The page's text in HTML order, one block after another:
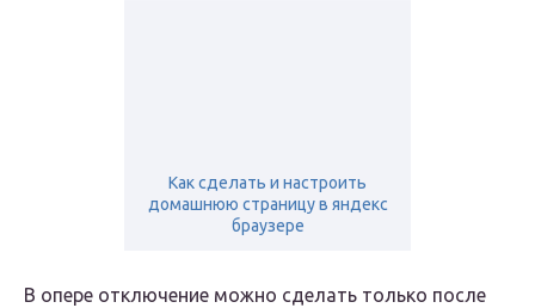
Как сделать и настроить
домашнюю страницу в яндекс
браузере
В опере отключение можно сделать только после